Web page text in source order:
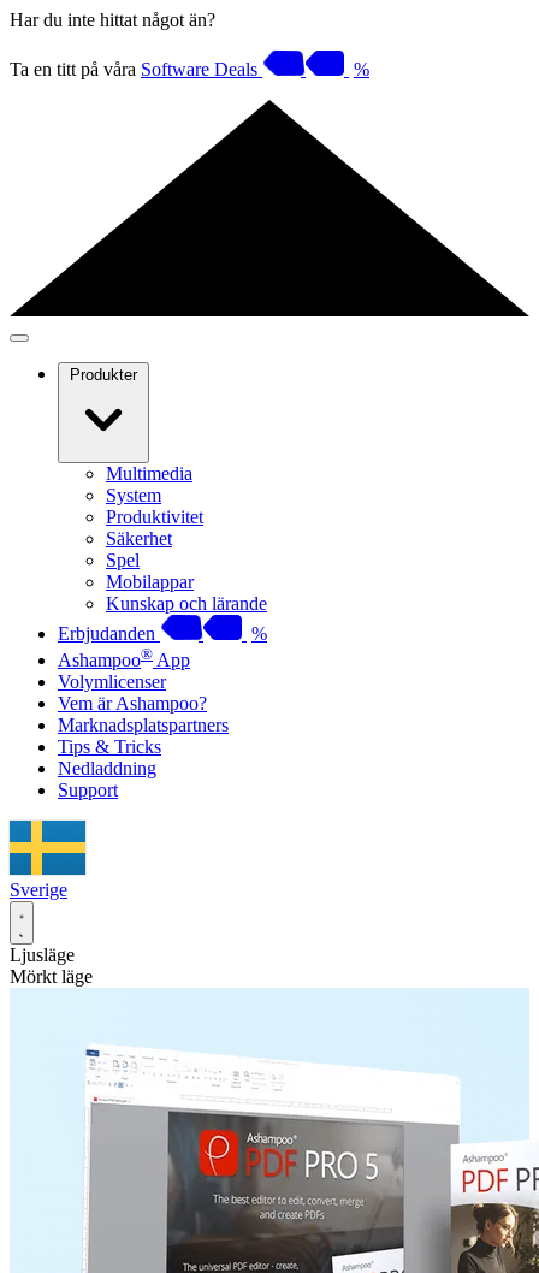
Har du inte hittat något än?
Ta en titt på våra Software Deals %
Produkter
Multimedia
System
Produktivitet
Säkerhet
Spel
Mobilappar
Kunskap och lärande
Erbjudanden
%
Ashampoo® App
Volymlicenser
Vem är Ashampoo?
Marknadsplatspartners
Tips & Tricks
Nedladdning
Support
Sverige
Ljusläge
Mörkt läge